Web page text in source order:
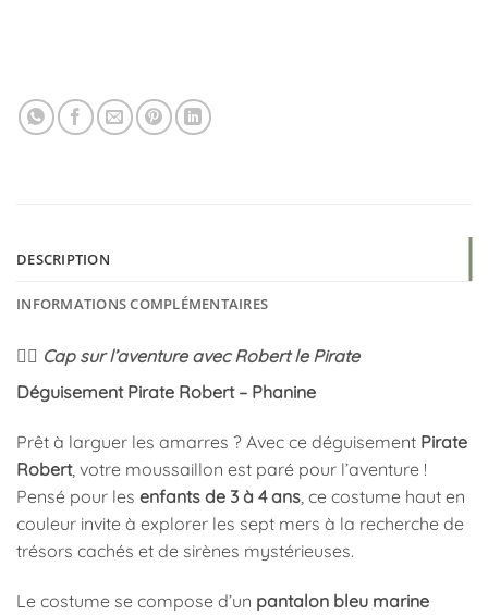
DESCRIPTION
INFORMATIONS COMPLÉMENTAIRES
🏴‍☠️ Cap sur l’aventure avec Robert le Pirate
Déguisement Pirate Robert – Phanine
Prêt à larguer les amarres ? Avec ce déguisement Pirate
Robert, votre moussaillon est paré pour l’aventure !
Pensé pour les enfants de 3 à 4 ans , ce costume haut en
couleur invite à explorer les sept mers à la recherche de
trésors cachés et de sirènes mystérieuses.
Le costume se compose d’un pantalon bleu marine